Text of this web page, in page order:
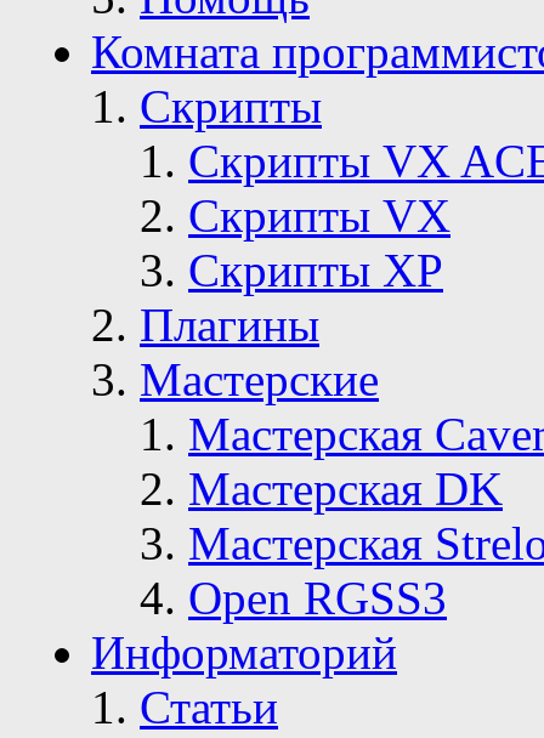
Комната
Скрипты
Скрипты VX
Скрипты VX
Скрипты ХР
Плагины
Мастерские
Мастерская
Мастерская DK
Мастерская
Open RGSS3
Информаторий
Статьи